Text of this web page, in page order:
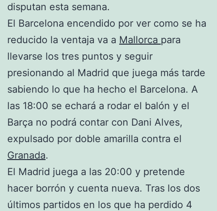
disputan esta semana.
El Barcelona encendido por ver como se ha
reducido la ventaja va a Mallorca para
llevarse los tres puntos y seguir
presionando al Madrid que juega más tarde
sabiendo lo que ha hecho el Barcelona. A
las 18:00 se echará a rodar el balón y el
Barça no podrá contar con Dani Alves,
expulsado por doble amarilla contra el
Granada.
El Madrid juega a las 20:00 y pretende
hacer borrón y cuenta nueva. Tras los dos
últimos partidos en los que ha perdido 4